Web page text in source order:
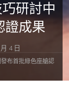
研討中
證成果
4 日
布首批綠色座艙認